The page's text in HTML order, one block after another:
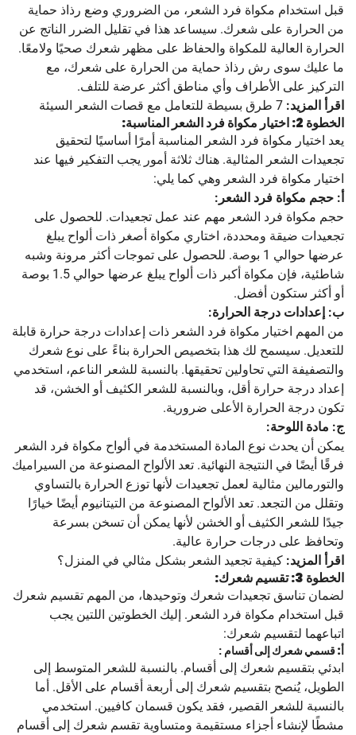
قبل استخدام مكواة فرد الشعر، من الضروري وضع رذاذ حماية
من الحرارة على شعرك. سيساعد هذا في تقليل الضرر الناتج عن
الحرارة العالية للمكواة والحفاظ على مظهر شعرك صحيًا ولامعًا.
ما عليك سوى رش رذاذ حماية من الحرارة على شعرك، مع
التركيز على الأطراف وأي مناطق أكثر عرضة للتلف.
اقرأ المزيد: 7 طرق بسيطة للتعامل مع قصات الشعر السيئة
الخطوة 2: اختيار مكواة فرد الشعر المناسبة:
يعد اختيار مكواة فرد الشعر المناسبة أمرًا أساسيًا لتحقيق
تجعيدات الشعر المثالية. هناك ثلاثة أمور يجب التفكير فيها عند
اختيار مكواة فرد الشعر وهي كما يلي:
أ: حجم مكواة فرد الشعر:
حجم مكواة فرد الشعر مهم عند عمل تجعيدات. للحصول على
تجعيدات ضيقة ومحددة، اختاري مكواة أصغر ذات ألواح يبلغ
عرضها حوالي 1 بوصة. للحصول على تموجات أكثر مرونة وشبه
شاطئية، فإن مكواة أكبر ذات ألواح يبلغ عرضها حوالي 1.5 بوصة
أو أكثر ستكون أفضل.
ب: إعدادات درجة الحرارة:
من المهم اختيار مكواة فرد الشعر ذات إعدادات درجة حرارة قابلة
للتعديل. سيسمح لك هذا بتخصيص الحرارة بناءً على نوع شعرك
والتصفيفة التي تحاولين تحقيقها. بالنسبة للشعر الناعم، استخدمي
إعداد درجة حرارة أقل، وبالنسبة للشعر الكثيف أو الخشن، قد
تكون درجة الحرارة الأعلى ضرورية.
ج: مادة اللوحة:
يمكن أن يحدث نوع المادة المستخدمة في ألواح مكواة فرد الشعر
فرقًا أيضًا في النتيجة النهائية. تعد الألواح المصنوعة من السيراميك
والتورمالين مثالية لعمل تجعيدات لأنها توزع الحرارة بالتساوي
وتقلل من التجعد. تعد الألواح المصنوعة من التيتانيوم أيضًا خيارًا
جيدًا للشعر الكثيف أو الخشن لأنها يمكن أن تسخن بسرعة
وتحافظ على درجات حرارة عالية.
اقرأ المزيد: كيفية تجعيد الشعر بشكل مثالي في المنزل؟
الخطوة 3: تقسيم شعرك:
لضمان تناسق تجعيدات شعرك وتوحيدها، من المهم تقسيم شعرك
قبل استخدام مكواة فرد الشعر. إليك الخطوتين اللتين يجب
اتباعهما لتقسيم شعرك:
أ: قسمي شعرك إلى أقسام :
ابدئي بتقسيم شعرك إلى أقسام. بالنسبة للشعر المتوسط ​​إلى
الطويل، يُنصح بتقسيم شعرك إلى أربعة أقسام على الأقل. أما
بالنسبة للشعر القصير، فقد يكون قسمان كافيين. استخدمي
مشطًا لإنشاء أجزاء مستقيمة ومتساوية تقسم شعرك إلى أقسام